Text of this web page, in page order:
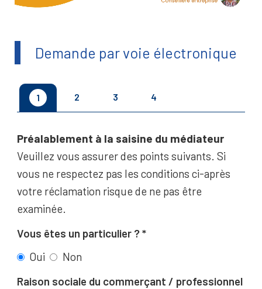
Demande par voie électronique
1 2 3 4
Préalablement à la saisine du médiateur
Veuillez vous assurer des points suivants. Si
vous ne respectez pas les conditions ci-après
votre réclamation risque de ne pas être
examinée.
Vous êtes un particulier ?
Oui
Non
Raison sociale du commerçant / professionnel